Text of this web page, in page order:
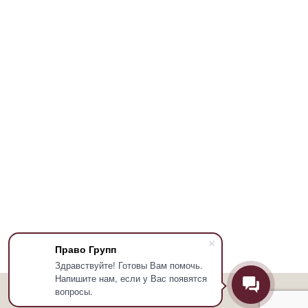
Право Групп
Здравствуйте! Готовы Вам помочь.
Напишите нам, если у Вас появятся
вопросы.